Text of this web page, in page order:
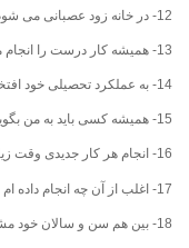
12- در خانه زود عصبانی می شوم .
13- همیشه کار درست را انجام می دهم .
14- به عملکرد تحصیلی خود افتخار می کنم .
15- همیشه کسی باید به من بگوید چه کار کنم .
16- انجام هر کار جدیدی وقت زیادی را از من می گیرد .
17- اغلب از آن چه انجام داده ام ، نتاسفم .
18- بین هم سن و سالان خود مشهور هستم .